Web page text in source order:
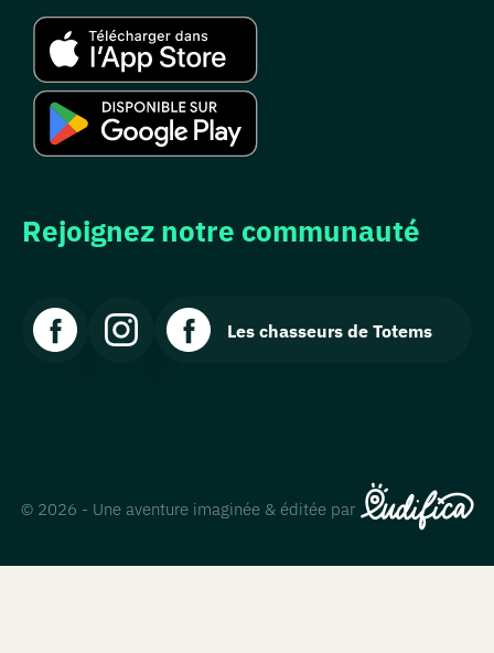
Rejoignez notre communauté
Les chasseurs de Totems
© 2026 - Une aventure imaginée & éditée par